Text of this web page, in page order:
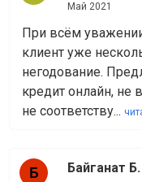
Май 2021
При всём
клиент уже
негодование.
кредит онлайн, не
не соответству...
Байганат Б.